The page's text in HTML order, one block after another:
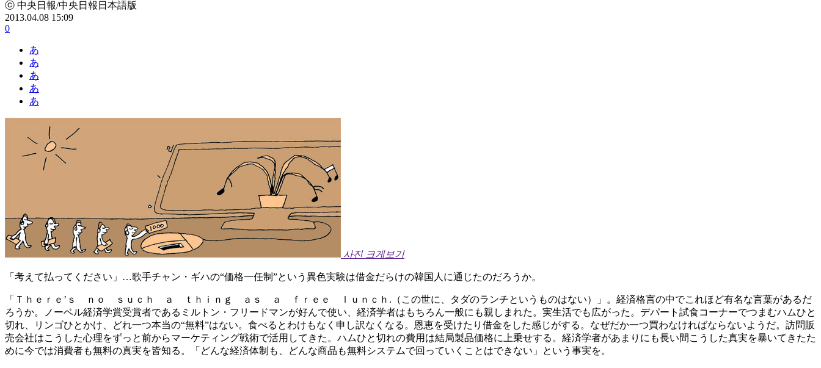
ⓒ 中央日報/中央日報日本語版
2013.04.08 15:09
0
あ
あ
あ
あ
あ
사진 크게보기
「考えて払ってください」…歌手チャン・ギハの“価格一任制”という異色実験は借金だらけの韓国人に通じたのだろうか。
「Ｔｈｅｒｅ’ｓ ｎｏ ｓｕｃｈ ａ ｔｈｉｎｇ ａｓ ａ ｆｒｅｅ ｌｕｎｃｈ.（この世に、タダのランチというものはない）」。経済格言の中でこれほど有名な言葉があるだ
ろうか。ノーベル経済学賞受賞者であるミルトン・フリードマンが好んで使い、経済学者はもちろん一般にも親しまれた。実生活でも広がった。デパート試食コーナーでつまむハムひと
切れ、リンゴひとかけ、どれ一つ本当の“無料”はない。食べるとわけもなく申し訳なくなる。恩恵を受けたり借金をした感じがする。なぜだか一つ買わなければならないようだ。訪問販
売会社はこうした心理をずっと前からマーケティング戦術で活用してきた。ハムひと切れの費用は結局製品価格に上乗せする。経済学者があまりにも長い間こうした真実を暴いてきたた
めに今では消費者も無料の真実を皆知る。「どんな経済体制も、どんな商品も無料システムで回っていくことはできない」という事実を。